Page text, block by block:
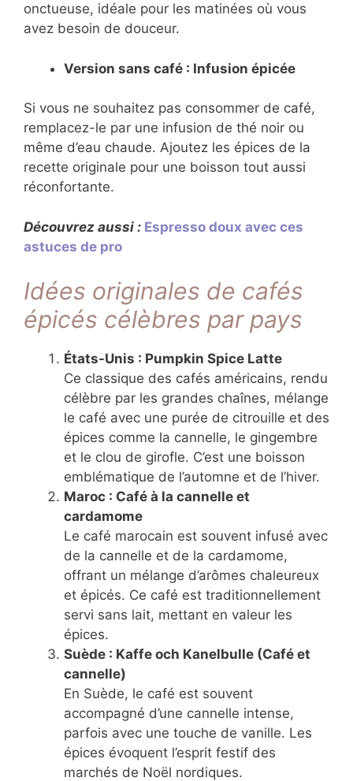
onctueuse, idéale pour les matinées où vous
avez besoin de douceur.
Version sans café : Infusion épicée
Si vous ne souhaitez pas consommer de café,
remplacez-le par une infusion de thé noir ou
même d’eau chaude. Ajoutez les épices de la
recette originale pour une boisson tout aussi
réconfortante.
Découvrez aussi : Espresso doux avec ces
astuces de pro
Idées originales de cafés
épicés célèbres par pays
États-Unis : Pumpkin Spice Latte
Ce classique des cafés américains, rendu
célèbre par les grandes chaînes, mélange
le café avec une purée de citrouille et des
épices comme la cannelle, le gingembre
et le clou de girofle. C’est une boisson
emblématique de l’automne et de l’hiver.
Maroc : Café à la cannelle et
cardamome
Le café marocain est souvent infusé avec
de la cannelle et de la cardamome,
offrant un mélange d’arômes chaleureux
et épicés. Ce café est traditionnellement
servi sans lait, mettant en valeur les
épices.
Suède : Kaffe och Kanelbulle (Café et
cannelle)
En Suède, le café est souvent
accompagné d’une cannelle intense,
parfois avec une touche de vanille. Les
épices évoquent l’esprit festif des
marchés de Noël nordiques.